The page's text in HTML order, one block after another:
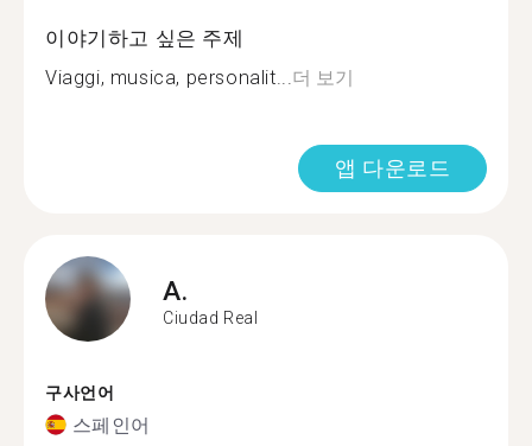
이야기하고 싶은 주제
Viaggi, musica, personalit...더 보기
앱 다운로드
A.
Ciudad Real
구사언어
스페인어